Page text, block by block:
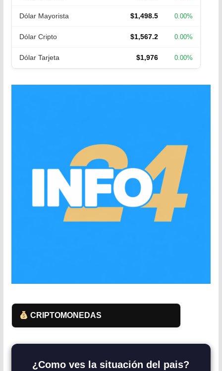
Dólar Mayorista $1,498.5 0.00%
Dólar Cripto $1,567.2 0.00%
Dólar Tarjeta $1,976 0.00%
CRIPTOMONEDAS
¿Como ves la situación del pais?